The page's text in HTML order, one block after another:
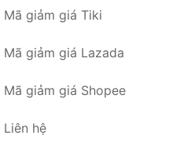
Mã giảm giá Tiki
Mã giảm giá Lazada
Mã giảm giá Shopee
Liên hệ